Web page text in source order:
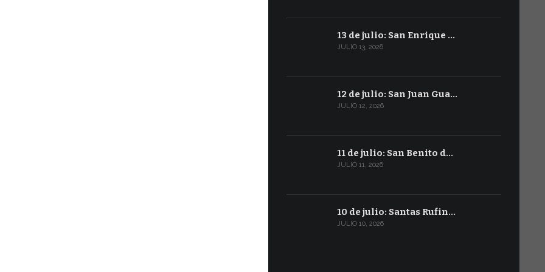
13 de julio: San Enrique …
JULIO 13, 2026
12 de julio: San Juan Gua…
JULIO 12, 2026
11 de julio: San Benito d…
JULIO 11, 2026
10 de julio: Santas Rufin…
JULIO 10, 2026